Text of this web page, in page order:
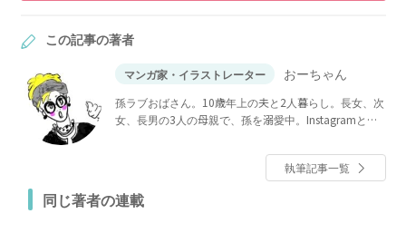
この記事の著者
マンガ家・イラストレーター おーちゃん
孫ラブおばさん。10歳年上の夫と2人暮らし。長女、次
女、長男の3人の母親で、孫を溺愛中。Instagramとブ
執筆記事一覧
同じ著者の連載